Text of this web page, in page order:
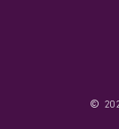
©